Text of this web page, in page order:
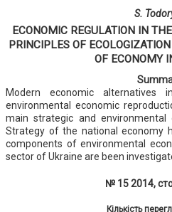
S.
ECONOMIC REGULATION IN
PRINCIPLES OF
OF ECONOMY
Modern economic alternatives
environmental economic
main strategic and environmental
Strategy of the national economy
components of environmental
sector of Ukraine are been
№ 15 2014,
Кількість